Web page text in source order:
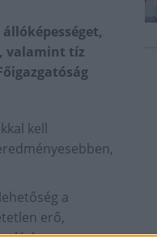
valamint tíz
kell
a
erő,